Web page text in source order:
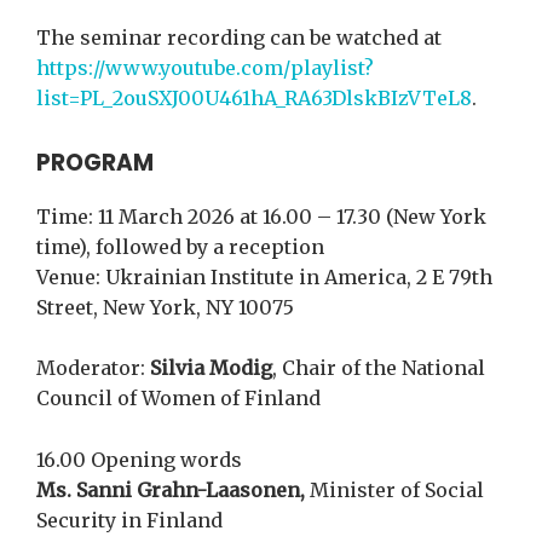
The seminar recording can be watched at
https://www.youtube.com/playlist?
list=PL_2ouSXJ00U461hA_RA63DlskBIzVTeL8.
PROGRAM
Time: 11 March 2026 at 16.00 – 17.30 (New York
time), followed by a reception
Venue: Ukrainian Institute in America, 2 E 79th
Street, New York, NY 10075
Moderator: Silvia Modig, Chair of the National
Council of Women of Finland
16.00 Opening words
Ms. Sanni Grahn-Laasonen, Minister of Social
Security in Finland